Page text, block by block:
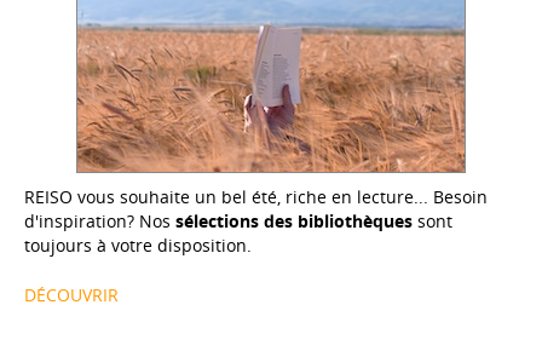
REISO vous souhaite un bel été, riche en lecture... Besoin
d'inspiration? Nos sélections des bibliothèques sont
toujours à votre disposition.
DÉCOUVRIR